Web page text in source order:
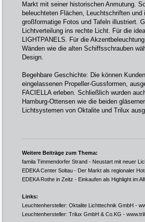
Markt mit seiner historischen Anmutung.
beleuchteten Flächen, Leuchtschriften
großformatige Fotos und Tafeln illustriert.
Lichtverteilung ins rechte Licht. Für die
LIGHTPANELS. Für die
Wänden wie die alten Schiffsschrauben
Design.
Begehbare Geschichte: Die können
eingelassenen Propeller-Gussformen,
FACIELLA erleben. Schließlich wurden
Hamburg-Ottensen wie die beiden
Lichtsystemen von Oktalite und Trilux
Weitere Beiträge zum Thema:
famila Timmendorfer Strand - Neustart mit neuer
EDEKA Center Soltau - Der Markt als regionaler
EDEKA Rothe in Zeitz - Einkaufen als Highlight im
Links:
Leuchtenhersteller: Oktalite Lichttechnik GmbH -
Leuchtenhersteller: Trilux GmbH & Co.KG -